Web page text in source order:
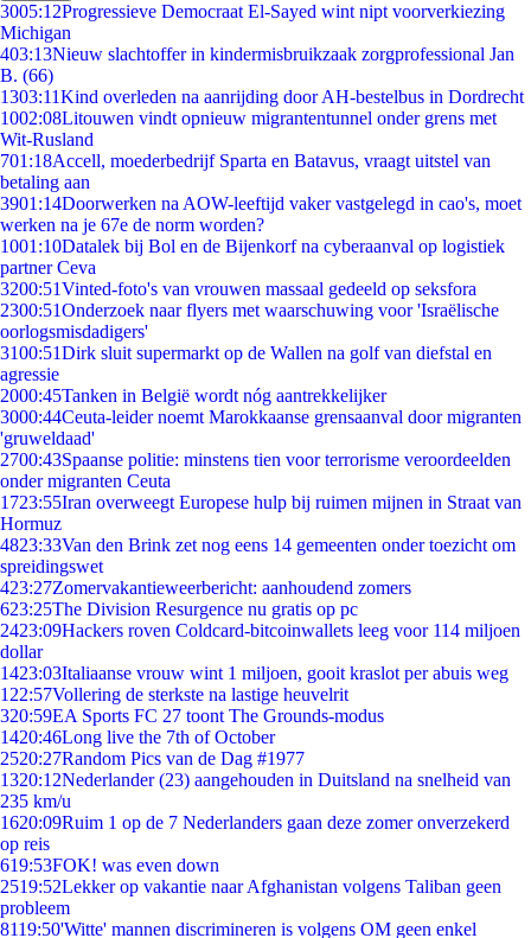
3005:12Progressieve Democraat El-Sayed wint nipt voorverkiezing
Michigan
403:13Nieuw slachtoffer in kindermisbruikzaak zorgprofessional Jan
B. (66)
1303:11Kind overleden na aanrijding door AH-bestelbus in Dordrecht
1002:08Litouwen vindt opnieuw migrantentunnel onder grens met
Wit-Rusland
701:18Accell, moederbedrijf Sparta en Batavus, vraagt uitstel van
betaling aan
3901:14Doorwerken na AOW-leeftijd vaker vastgelegd in cao's, moet
werken na je 67e de norm worden?
1001:10Datalek bij Bol en de Bijenkorf na cyberaanval op logistiek
partner Ceva
3200:51Vinted-foto's van vrouwen massaal gedeeld op seksfora
2300:51Onderzoek naar flyers met waarschuwing voor 'Israëlische
oorlogsmisdadigers'
3100:51Dirk sluit supermarkt op de Wallen na golf van diefstal en
agressie
2000:45Tanken in België wordt nóg aantrekkelijker
3000:44Ceuta-leider noemt Marokkaanse grensaanval door migranten
'gruweldaad'
2700:43Spaanse politie: minstens tien voor terrorisme veroordeelden
onder migranten Ceuta
1723:55Iran overweegt Europese hulp bij ruimen mijnen in Straat van
Hormuz
4823:33Van den Brink zet nog eens 14 gemeenten onder toezicht om
spreidingswet
423:27Zomervakantieweerbericht: aanhoudend zomers
623:25The Division Resurgence nu gratis op pc
2423:09Hackers roven Coldcard-bitcoinwallets leeg voor 114 miljoen
dollar
1423:03Italiaanse vrouw wint 1 miljoen, gooit kraslot per abuis weg
1 22:57Vollering de sterkste na lastige heuvelrit
320:59EA Sports FC 27 toont The Grounds-modus
1420:46Long live the 7th of October
2520:27Random Pics van de Dag #1977
1320:12Nederlander (23) aangehouden in Duitsland na snelheid van
235 km/u
1620:09Ruim 1 op de 7 Nederlanders gaan deze zomer onverzekerd
op reis
619:53FOK! was even down
2519:52Lekker op vakantie naar Afghanistan volgens Taliban geen
probleem
8119:50'Witte' mannen discrimineren is volgens OM geen enkel